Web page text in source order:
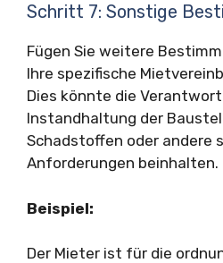
Schritt 7: Sonstige
Fügen Sie weitere
Ihre spezifische
Dies könnte die
Instandhaltung der
Schadstoffen oder andere
Anforderungen beinhalten.
Beispiel:
Der Mieter ist für die